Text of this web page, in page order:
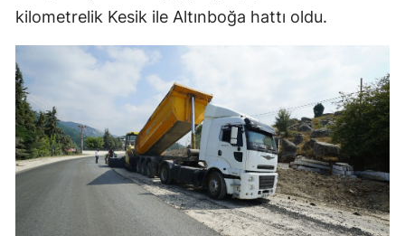
kilometrelik Kesik ile Altınboğa hattı oldu.